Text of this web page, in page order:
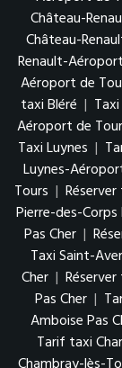
Château-
Château-
Renault-
Aéroport de
taxi Bléré |
Aéroport de
Taxi Luynes |
Luynes-
Tours |
Pierre-des-Corps
Pas Cher |
Taxi Saint-
Cher |
Pas Cher |
Amboise Pas
Tarif taxi